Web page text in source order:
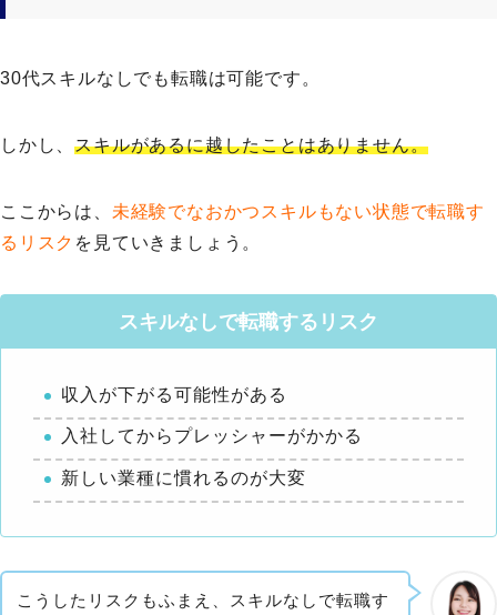
30代スキルなしでも転職は可能です。
しかし、スキルがあるに越したことはありません。
ここからは、 未経験でなおかつスキルもない状態で転職す
るリスク を見ていきましょう。
スキルなしで転職するリスク
収入が下がる可能性がある
入社してからプレッシャーがかかる
新しい業種に慣れるのが大変
こうしたリスクもふまえ、スキルなしで転職す